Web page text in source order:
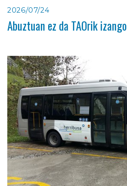
2026/07/24
Abuztuan ez da TAOrik izango